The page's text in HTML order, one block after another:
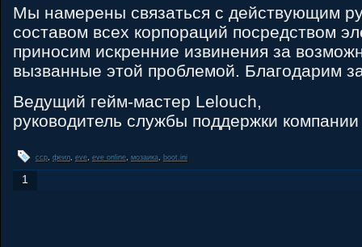
Мы намерены связаться с действующим
составом всех корпораций посредством
приносим искренние извинения за
вызванные этой проблемой. Благодарим
Ведущий гейм-мастер Lelouch,
руководитель службы поддержки компании
ccp, феил, eve, eve online, мозаика boot.ini
1